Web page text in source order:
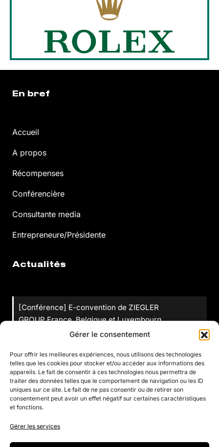
Gérer le consentement
Pour offrir les meilleures expériences, nous utilisons des technologies
telles que les cookies pour stocker et/ou accéder aux informations des
appareils. Le fait de consentir à ces technologies nous permettra de
traiter des données telles que le comportement de navigation ou les ID
uniques sur ce site. Le fait de ne pas consentir ou de retirer son
consentement peut avoir un effet négatif sur certaines caractéristiques
et fonctions.
Gérer les services
En bref
Accueil
A propos
Récompenses
Conférencière
Consultante media
Entrepreneure/Présidente
Actualités
[Conférence] E-convention de ZIEGLER
GROUP France, Belgique et Luxembourg
En savoir plus
Club Justine Henin